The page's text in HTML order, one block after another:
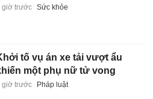
giờ trước Sức khỏe
tố vụ án xe tải vượt ẩu
một phụ nữ tử vong
giờ trước Pháp luật